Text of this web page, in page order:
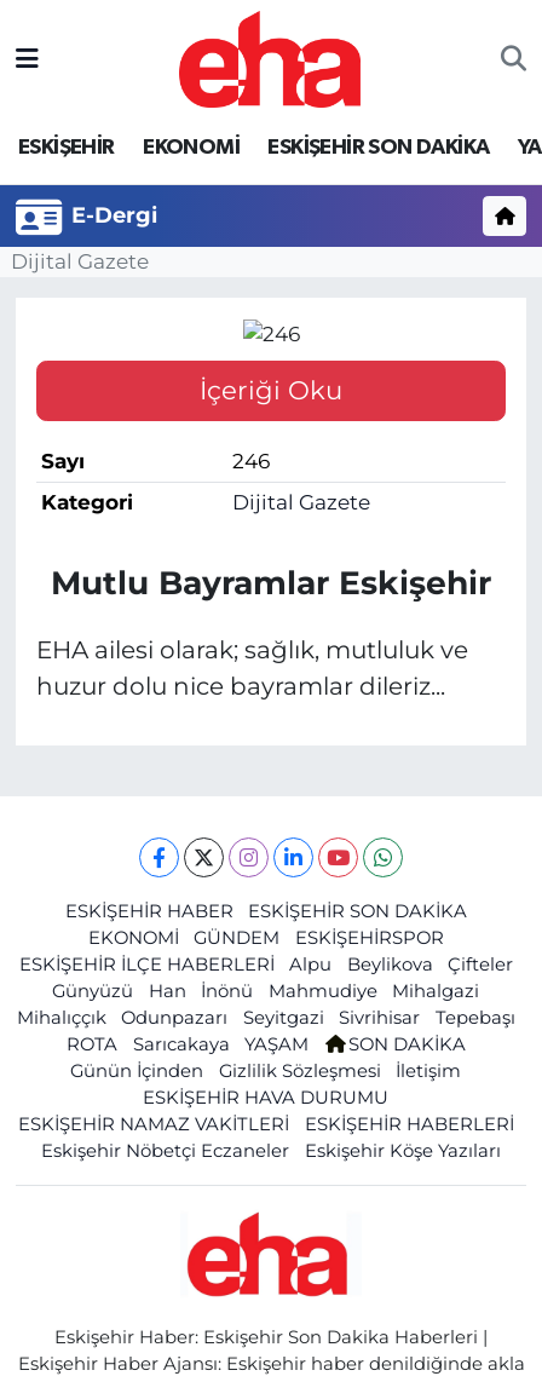
ESKİŞEHİR EKONOMİ ESKİŞEHİR SON DAKİKA
E-Dergi
Dijital Gazete
İçeriği Oku
Sayı
246
Kategori
Dijital Gazete
Mutlu Bayramlar Eskişehir
EHA ailesi olarak; sağlık, mutluluk ve
huzur dolu nice bayramlar dileriz...
ESKİŞEHİR HABER
ESKİŞEHİR SON DAKİKA
EKONOMİ
GÜNDEM
ESKİŞEHİRSPOR
ESKİŞEHİR İLÇE HABERLERİ
Alpu Beylikova
Çifteler
Günyüzü
Han İnönü Mahmudiye
Mihalgazi
Mihalıççık
Odunpazarı Seyitgazi Sivrihisar
Tepebaşı
ROTA
Sarıcakaya YAŞAM
SON DAKİKA
Günün İçinden
Gizlilik Sözleşmesi
İletişim
ESKİŞEHİR HAVA DURUMU
ESKİŞEHİR NAMAZ VAKİTLERİ
ESKİŞEHİR HABERLERİ
Eskişehir Nöbetçi Eczaneler
Eskişehir Köşe Yazıları
Eskişehir Haber: Eskişehir Son Dakika Haberleri |
Eskişehir Haber Ajansı: Eskişehir haber denildiğinde akla